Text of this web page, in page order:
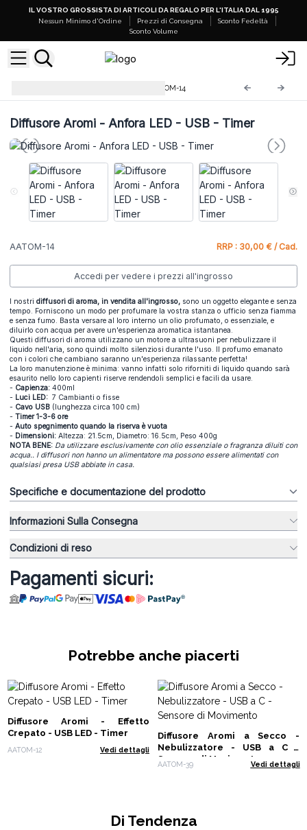
IL VOSTRO GROSSISTA DI ARTICOLI DA REGALO PER L'ITALIA DAL 1995
Nessun Minimo d'Ordine
Prezzi di Consegna
Sconto Fedeltà
Sconto Volume
AATOM-14
Diffusore Aromi - Anfora LED - USB - Timer
AATOM-14 RRP : 30,00 € / Cad.
Accedi per vedere i prezzi all'ingrosso
I nostri diffusori di aroma, in vendita all'ingrosso, sono un oggetto elegante e senza
tempo. Forniscono un modo per profumare la vostra stanza o ufficio senza fiamma
e senza fumo. Basta versare al loro interno un olio profumato, o essenziale, e
diluirlo con acqua per avere un'esperienza aromatica istantanea.
Questi diffusori di aroma utilizzano un motore a ultrasuoni per nebulizzare il
liquido nell'aria, sono quindi molto silenziosi durante l'uso. Il profumo emanato
con i colori che cambiano saranno un'esperienza rilassante perfetta!
La loro manutenzione è minima: vanno infatti solo riforniti di liquido quando sarà
esaurito nello loro capienti riserve rendendoli semplici e facili da usare.
- Capienza: 400ml
- Luci LED: 7 Cambianti o fisse
- Cavo USB (lunghezza circa 100 cm)
- Timer 1-3-6 ore
- Auto spegnimento quando la riserva è vuota
- Dimensioni: Altezza: 21.5cm, Diametro: 16.5cm, Peso 400g
NOTA BENE: Da utilizzare esclusivamente con olio essenziale o fragranza diluiti con
acqua.. Idiffusori non hanno un alimentatore ma possono essere alimentati con
qualsiasi presa USB abbiate in casa.
Specifiche e documentazione del prodotto
Informazioni Sulla Consegna
Condizioni di reso
Pagamenti sicuri:
Potrebbe anche piacerti
Diffusore Aromi - Effetto
Crepato - USB LED - Timer
AATOM-12 Vedi dettagli
Diffusore Aromi a Secco -
Nebulizzatore - USB a C -
Sensore di Movimento
AATOM-39 Vedi dettagli
Di Tendenza